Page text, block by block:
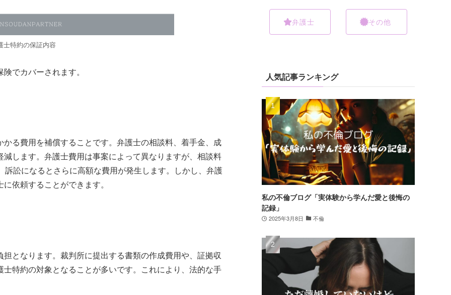
士特約の保証内容
でカバーされます。
る費用を補償することです。弁護士の相談料、着手金、成
します。弁護士費用は事案によって異なりますが、相談料
訟になるとさらに高額な費用が発生します。しかし、弁護
依頼することができます。
となります。裁判所に提出する書類の作成費用や、証拠収
特約の対象となることが多いです。これにより、法的な手
弁護士 その他
人気記事ランキング
私の不倫ブログ「実体験から学んだ愛と後悔の
記録」
2025年3月8日 不倫